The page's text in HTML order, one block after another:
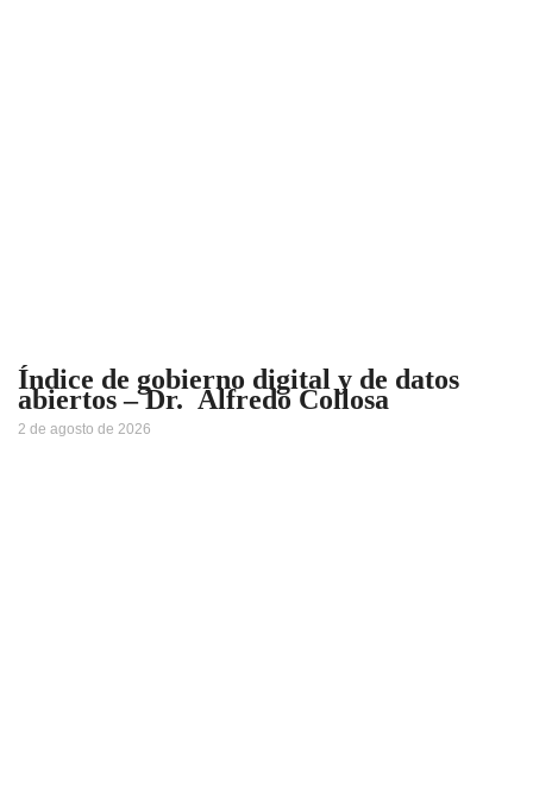
Índice de gobierno digital y de datos
abiertos – Dr. Alfredo Collosa
2 de agosto de 2026